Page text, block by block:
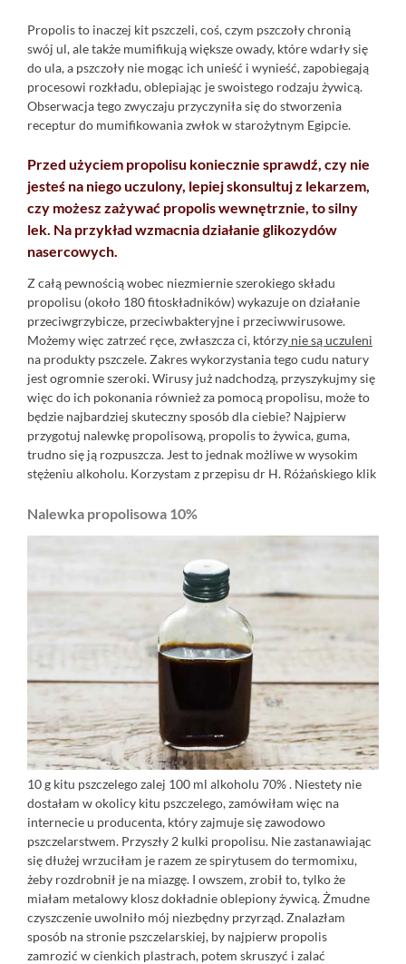
Propolis to inaczej kit pszczeli, coś, czym pszczoły chronią
swój ul, ale także mumifikują większe owady, które wdarły się
do ula, a pszczoły nie mogąc ich unieść i wynieść, zapobiegają
procesowi rozkładu, oblepiając je swoistego rodzaju żywicą.
Obserwacja tego zwyczaju przyczyniła się do stworzenia
receptur do mumifikowania zwłok w starożytnym Egipcie.
Przed użyciem propolisu koniecznie sprawdź, czy nie
jesteś na niego uczulony, lepiej skonsultuj z lekarzem,
czy możesz zażywać propolis wewnętrznie, to silny
lek. Na przykład wzmacnia działanie glikozydów
nasercowych.
Z całą pewnością wobec niezmiernie szerokiego składu
propolisu (około 180 fitoskładników) wykazuje on działanie
przeciwgrzybicze, przeciwbakteryjne i przeciwwirusowe.
Możemy więc zatrzeć ręce, zwłaszcza ci, którzy nie są uczuleni
na produkty pszczele. Zakres wykorzystania tego cudu natury
jest ogromnie szeroki. Wirusy już nadchodzą, przyszykujmy się
więc do ich pokonania również za pomocą propolisu, może to
będzie najbardziej skuteczny sposób dla ciebie? Najpierw
przygotuj nalewkę propolisową, propolis to żywica, guma,
trudno się ją rozpuszcza. Jest to jednak możliwe w wysokim
stężeniu alkoholu. Korzystam z przepisu dr H. Różańskiego klik
Nalewka propolisowa 10%
10 g kitu pszczelego zalej 100 ml alkoholu 70% . Niestety nie
dostałam w okolicy kitu pszczelego, zamówiłam więc na
internecie u producenta, który zajmuje się zawodowo
pszczelarstwem. Przyszły 2 kulki propolisu. Nie zastanawiając
się dłużej wrzuciłam je razem ze spirytusem do termomixu,
żeby rozdrobnił je na miazgę. I owszem, zrobił to, tylko że
miałam metalowy klosz dokładnie oblepiony żywicą. Żmudne
czyszczenie uwolniło mój niezbędny przyrząd. Znalazłam
sposób na stronie pszczelarskiej, by najpierw propolis
zamrozić w cienkich plastrach, potem skruszyć i zalać